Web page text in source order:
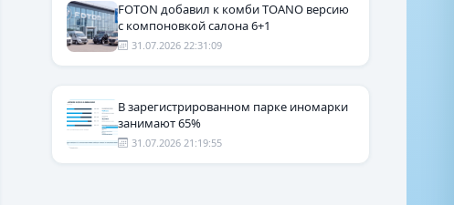
FOTON добавил к комби TOANO версию
с компоновкой салона 6+1
31.07.2026 22:31:09
В зарегистрированном парке иномарки
занимают 65%
31.07.2026 21:19:55